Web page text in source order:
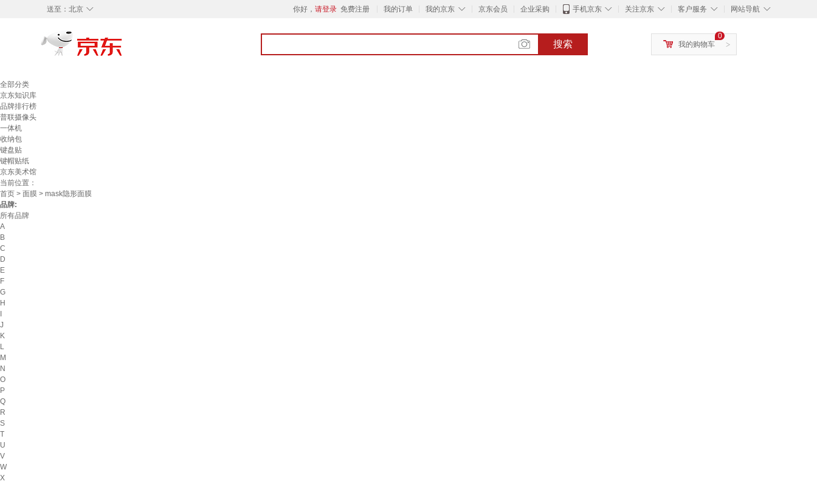
◇
送至： 北京 你好， 请登录 免费注册 我的订单 ◇
我的京东 京东会员 企业采购 ◇
手机京东 ◇
关注京东 ◇
客户服务 ◇
网站导航
搜索 >
0
我的购物车
全部分类
京东知识库
品牌排行榜
普联摄像头
一体机
收纳包
键盘贴
键帽贴纸
京东美术馆
当前位置：
首页 > 面膜 > mask隐形面膜
品牌:
所有品牌
A
B
C
D
E
F
G
H
J
K
L
M
N
O
P
Q
R
S
T
U
V
W
X